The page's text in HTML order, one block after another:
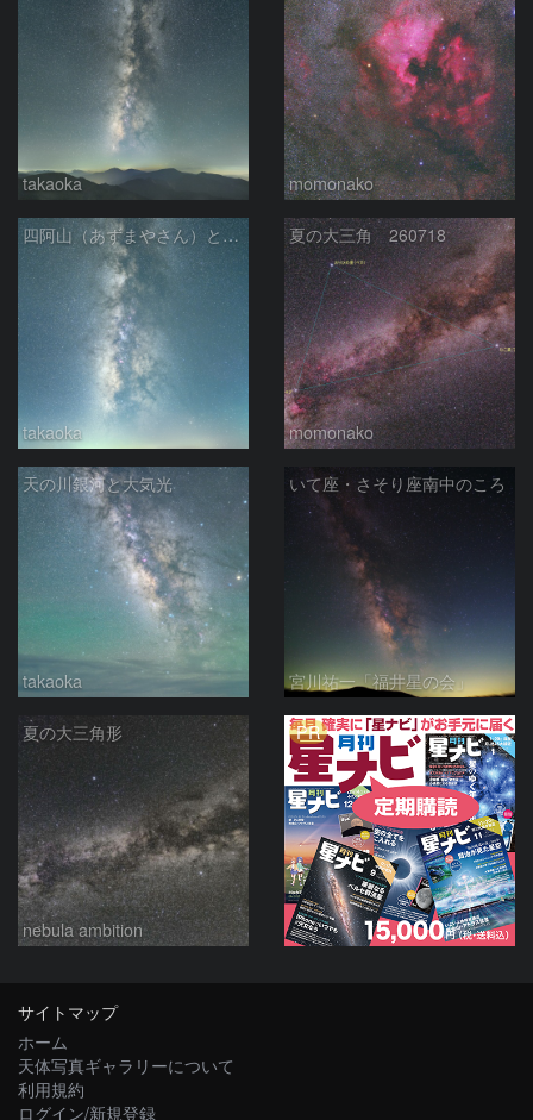
takaoka momonako
四阿山（あずまやさん）と立ち昇る夏の銀河
takaoka
夏の大三角 260718
momonako
天の川銀河と大気光
takaoka
いて座・さそり座南中のころ
宮川祐一「福井星の会」
夏の大三角形
nebula ambition
PR
サイトマップ
ホーム
天体写真ギャラリーについて
利用規約
ログイン/新規登録